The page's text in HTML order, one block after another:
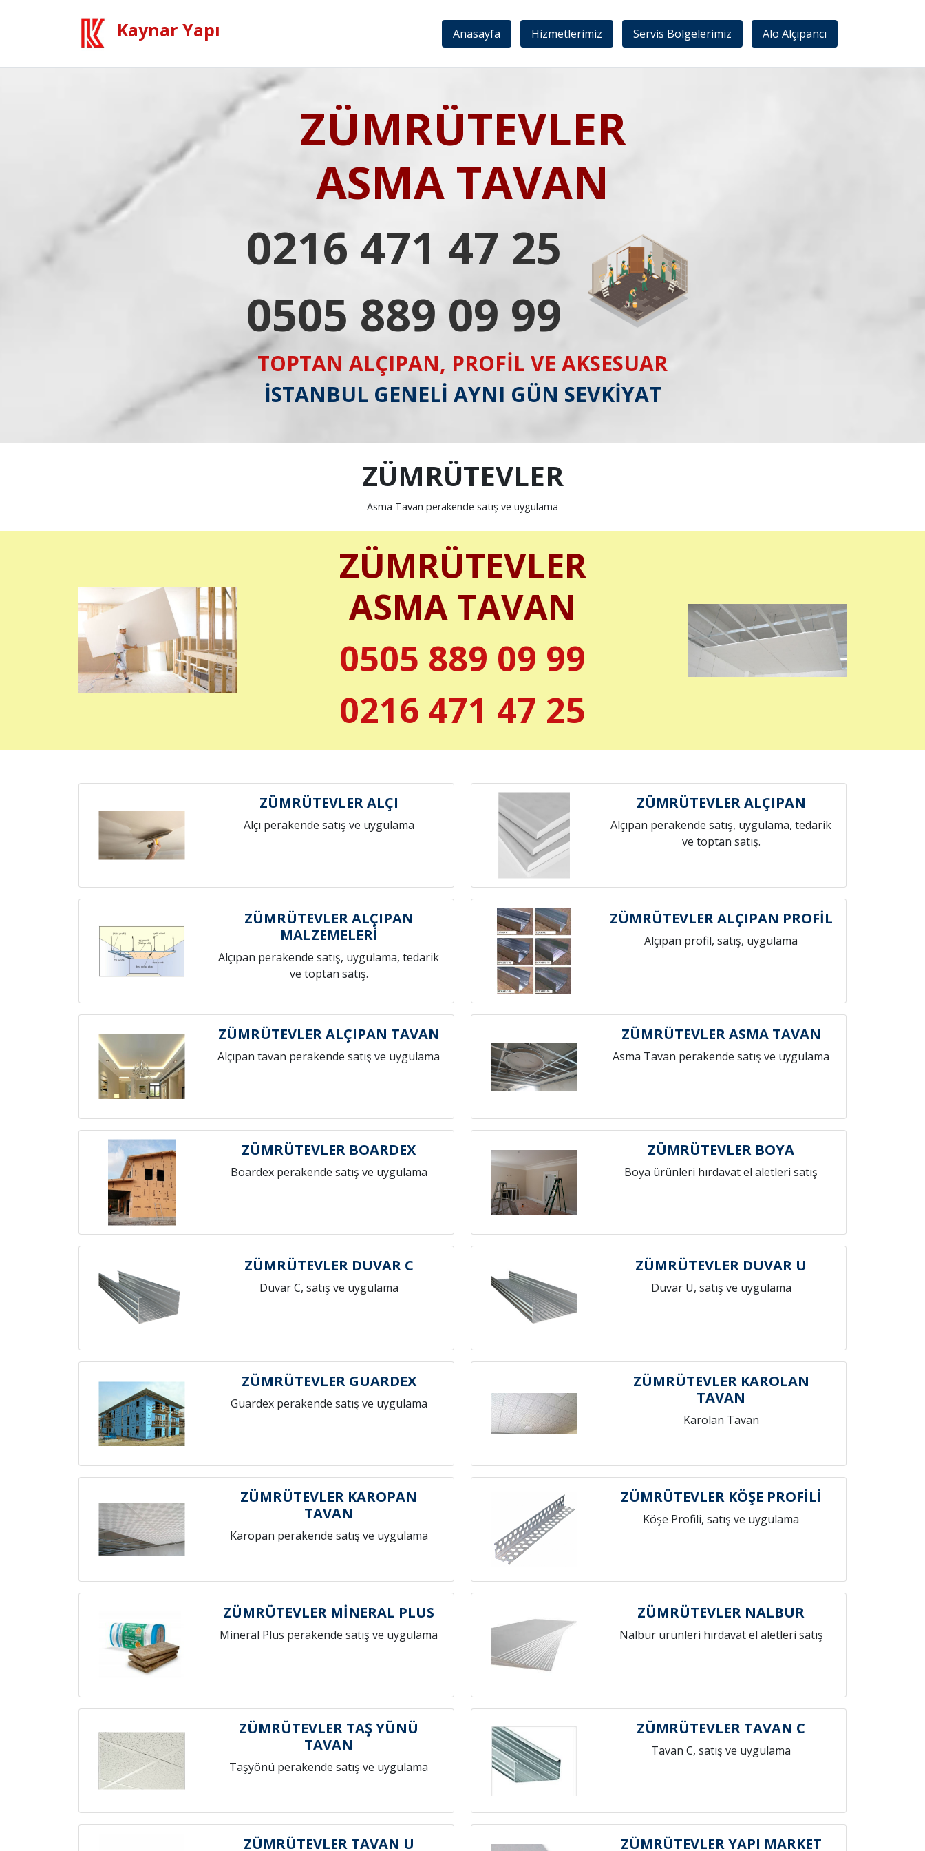
Kaynar Yapı Anasayfa Hizmetlerimiz Servis Bölgelerimiz Alo Alçıpancı
ZÜMRÜTEVLER
ASMA TAVAN
0216 471 47 25
0505 889 09 99
TOPTAN ALÇIPAN, PROFİL VE AKSESUAR
İSTANBUL GENELİ AYNI GÜN SEVKİYAT
ZÜMRÜTEVLER
Asma Tavan perakende satış ve uygulama
ZÜMRÜTEVLER
ASMA TAVAN
0505 889 09 99
0216 471 47 25
ZÜMRÜTEVLER ALÇI
Alçı perakende satış ve uygulama
ZÜMRÜTEVLER ALÇIPAN
Alçıpan perakende satış, uygulama, tedarik
ve toptan satış.
ZÜMRÜTEVLER ALÇIPAN
MALZEMELERİ
Alçıpan perakende satış, uygulama, tedarik
ve toptan satış.
ZÜMRÜTEVLER ALÇIPAN PROFİL
Alçıpan profil, satış, uygulama
ZÜMRÜTEVLER ALÇIPAN TAVAN
Alçıpan tavan perakende satış ve uygulama
ZÜMRÜTEVLER ASMA TAVAN
Asma Tavan perakende satış ve uygulama
ZÜMRÜTEVLER BOARDEX
Boardex perakende satış ve uygulama
ZÜMRÜTEVLER BOYA
Boya ürünleri hırdavat el aletleri satış
ZÜMRÜTEVLER DUVAR C
Duvar C, satış ve uygulama
ZÜMRÜTEVLER DUVAR U
Duvar U, satış ve uygulama
ZÜMRÜTEVLER GUARDEX
Guardex perakende satış ve uygulama
ZÜMRÜTEVLER KAROLAN
TAVAN
Karolan Tavan
ZÜMRÜTEVLER KAROPAN
TAVAN
Karopan perakende satış ve uygulama
ZÜMRÜTEVLER KÖŞE PROFİLİ
Köşe Profili, satış ve uygulama
ZÜMRÜTEVLER MİNERAL PLUS
Mineral Plus perakende satış ve uygulama
ZÜMRÜTEVLER NALBUR
Nalbur ürünleri hırdavat el aletleri satış
ZÜMRÜTEVLER TAŞ YÜNÜ
TAVAN
Taşyönü perakende satış ve uygulama
ZÜMRÜTEVLER TAVAN C
Tavan C, satış ve uygulama
ZÜMRÜTEVLER TAVAN U ZÜMRÜTEVLER YAPI MARKET